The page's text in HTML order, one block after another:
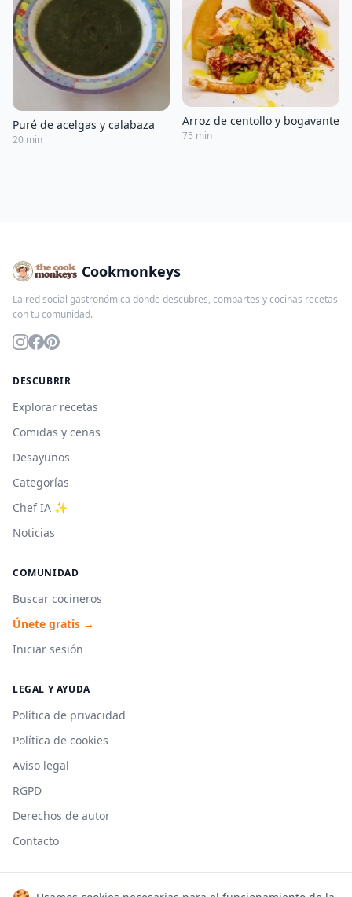
Puré de acelgas y calabaza
20 min
Arroz de centollo y bogavante
75 min
Cookmonkeys
La red social gastronómica donde descubres, compartes y cocinas recetas
con tu comunidad.
DESCUBRIR
Explorar recetas
Comidas y cenas
Desayunos
Categorías
Chef IA ✨
Noticias
COMUNIDAD
Buscar cocineros
Únete gratis →
Iniciar sesión
LEGAL Y AYUDA
Política de privacidad
Política de cookies
Aviso legal
RGPD
Derechos de autor
Contacto